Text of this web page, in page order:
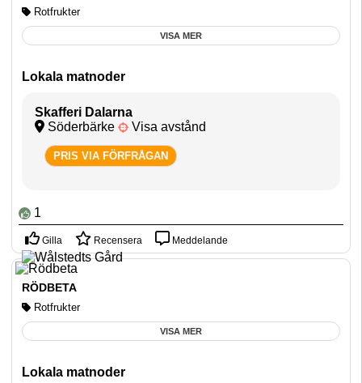
Rotfrukter
VISA MER
Lokala matnoder
Skafferi Dalarna
Söderbärke
Visa avstånd
PRIS VIA FÖRFRÅGAN
1
Gilla Recensera Meddelande
RÖDBETA
Rotfrukter
VISA MER
Lokala matnoder
Din